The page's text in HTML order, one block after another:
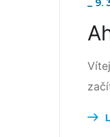
_ 9.